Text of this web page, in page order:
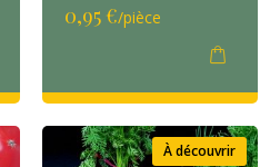
0,95 €/pièce
À découvrir